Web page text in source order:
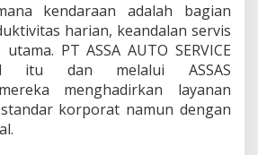
kendaraan adalah bagian
harian, keandalan servis
PT ASSA AUTO SERVICE
itu dan melalui ASSAS
mereka menghadirkan layanan
korporat namun dengan